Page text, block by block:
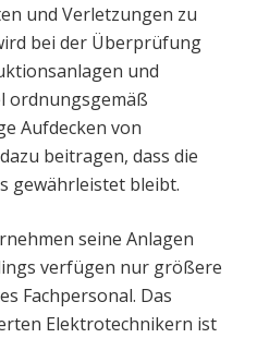
und Verletzungen zu
bei der Überprüfung
und
ordnungsgemäß
Aufdecken von
beitragen, dass die
gewährleistet bleibt.
seine Anlagen
verfügen nur größere
Fachpersonal. Das
Elektrotechnikern ist